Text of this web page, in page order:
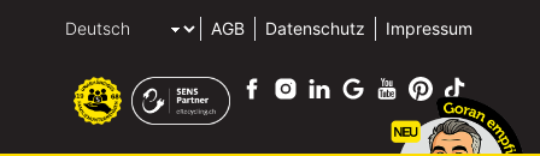
AGB Datenschutz Impressum